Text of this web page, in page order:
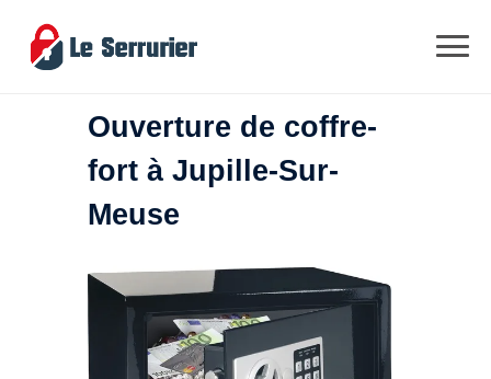
Ouverture de coffre-
fort à Jupille-Sur-
Meuse